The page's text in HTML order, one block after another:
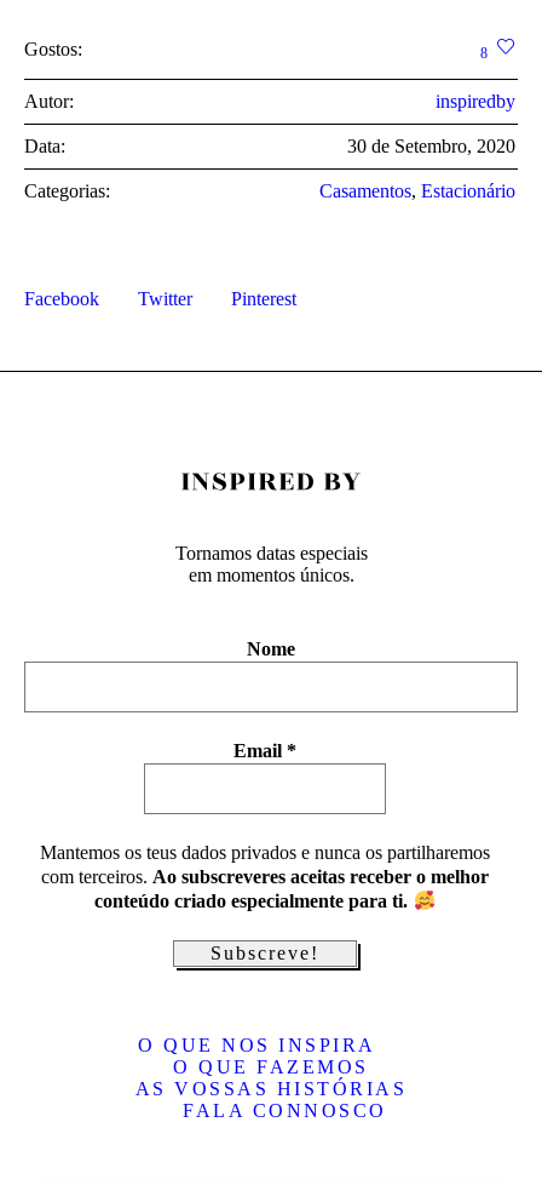
Gostos: 8
Autor: inspiredby
Data: 30 de Setembro, 2020
Categorias: Casamentos, Estacionário
Facebook Twitter Pinterest
Tornamos datas especiais
em momentos únicos.
Nome
Email *
Mantemos os teus dados privados e nunca os partilharemos
com terceiros. Ao subscreveres aceitas receber o melhor
conteúdo criado especialmente para ti.
O QUE NOS INSPIRA
O QUE FAZEMOS
AS VOSSAS HISTÓRIAS
FALA CONNOSCO